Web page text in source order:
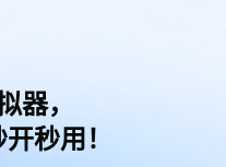
器，
秒用！